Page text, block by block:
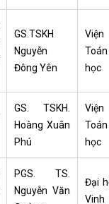
GS.TSKH
Nguyễn
Đông Yên
Viện
Toán
học
GS. TSKH.
Hoàng Xuân
Phú
Viện
Toán
học
PGS. TS.
Nguyễn Văn
Đại
Vinh